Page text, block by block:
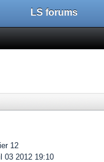
LS forums
12
03 2012 19:10